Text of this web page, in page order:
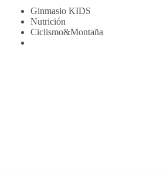
Ginmasio KIDS
Nutrición
Ciclismo&Montaña